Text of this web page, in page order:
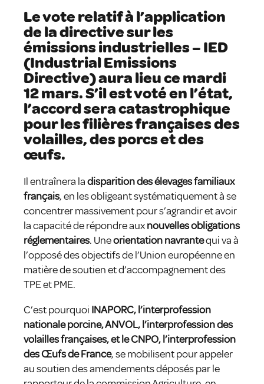
Le vote relatif à l’application
de la directive sur les
émissions industrielles – IED
(Industrial Emissions
Directive) aura lieu ce mardi
12 mars. S’il est voté en l’état,
l’accord sera catastrophique
pour les filières françaises des
volailles, des porcs et des
œufs.
Il entraînera ladisparition des élevages familiaux
français, en les obligeant systématiquement à se
concentrer massivement pour s’agrandir et avoir
la capacité de répondre auxnouvelles obligations
réglementaires. Uneorientation navrantequi va à
l’opposé des objectifs de l’Union européenne en
matière de soutien et d’accompagnement des
TPE et PME.
C’est pourquoi INAPORC, l’interprofession
nationale porcine, ANVOL, l’interprofession des
volailles françaises, et le CNPO, l’interprofession
des Œufs de France, se mobilisent pour appeler
au soutien des amendements déposés par le